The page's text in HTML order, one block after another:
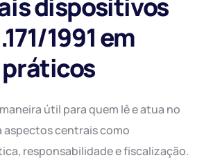
dispositivos
1991 em
útil para quem lê e atua no
aspectos centrais como
responsabilidade e fiscalização.